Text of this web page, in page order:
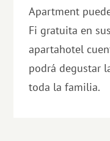
Apartment
Fi gratuita en
apartahotel
podrá degustar
toda la familia.